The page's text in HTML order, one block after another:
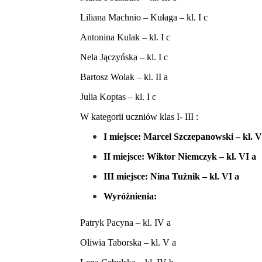
Liliana Machnio – Kułaga – kl. I c
Antonina Kulak – kl. I c
Nela Jączyńska – kl. I c
Bartosz Wolak – kl. II a
Julia Koptas – kl. I c
W kategorii uczniów klas I- III :
I miejsce: Marcel Szczepanowski – kl.
II miejsce: Wiktor Niemczyk – kl. VI a
III miejsce: Nina Tużnik – kl. VI a
Wyróżnienia:
Patryk Pacyna – kl. IV a
Oliwia Taborska – kl. V a